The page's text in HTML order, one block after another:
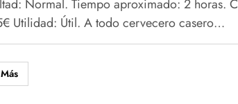
Normal. Tiempo aproximado: 2 horas.
Utilidad: Útil. A todo cervecero casero…